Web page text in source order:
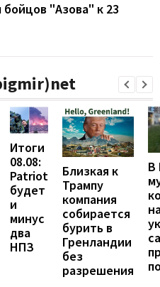
"Азова" к 23
Итоги
08.08:
Patriot
будет
и
минус
два
НПЗ
Близкая к
Трампу
компания
собирается
бурить в
Гренландии
без
разрешения
В